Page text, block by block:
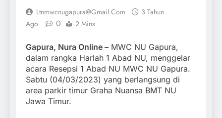
Ltnmwcnugapura@gmail.com
3 Tahun
Ago
0 2 Mins
Gapura, Nura Online – MWC NU Gapura,
dalam rangka Harlah 1 Abad NU, menggelar
acara Resepsi 1 Abad NU MWC NU Gapura.
Sabtu (04/03/2023) yang berlangsung di
area parkir timur Graha Nuansa BMT NU
Jawa Timur.